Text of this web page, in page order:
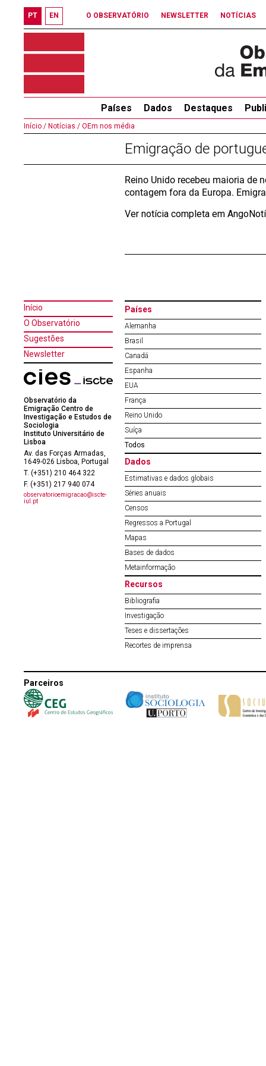
PT EN O OBSERVATÓRIO NEWSLETTER NOTÍCIAS
Países Dados Destaques
Início / Notícias / OEm nos média
Emigração de
Reino Unido recebeu maioria de
contagem fora da Europa.
Ver notícia completa em
Início
O Observatório
Sugestões
Newsletter
Observatório da
Emigração Centro de
Investigação e Estudos de
Sociologia
Instituto Universitário de
Lisboa
Av. das Forças Armadas,
1649-026 Lisboa, Portugal
T. (+351) 210 464 322
F. (+351) 217 940 074
observatorioemigracao@iscte-
iul.pt
Países
Alemanha
Brasil
Canadá
Espanha
EUA
França
Reino Unido
Suíça
Todos
Dados
Estimativas e dados globais
Séries anuais
Censos
Regressos a Portugal
Mapas
Bases de dados
Metainformação
Recursos
Bibliografia
Investigação
Teses e dissertações
Recortes de imprensa
Parceiros